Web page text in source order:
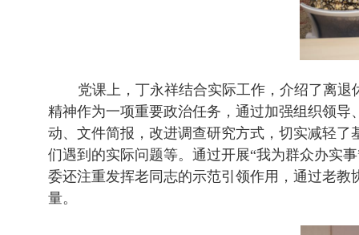
党课上，丁永祥结合实际工作，介绍了离
精神作为一项重要政治任务，通过加强组织领
动、文件简报，改进调查研究方式，切实减轻
们遇到的实际问题等。通过开展“我为群众办实
委还注重发挥老同志的示范引领作用，通过老
量。